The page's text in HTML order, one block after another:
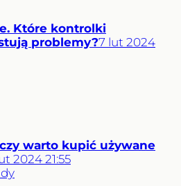
Które kontrolki
problemy?7 lut 2024
warto kupić używane
2024 21:55